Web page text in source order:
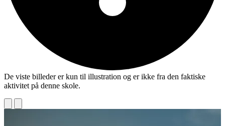
De viste billeder er kun til illustration og er ikke fra den faktiske
aktivitet på denne skole.